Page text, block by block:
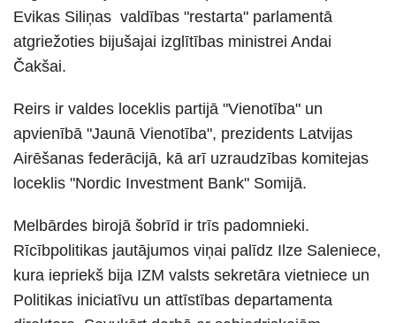
Evikas Siliņas valdības "restarta" parlamentā
atgriežoties bijušajai izglītības ministrei Andai
Čakšai.
Reirs ir valdes loceklis partijā "Vienotība" un
apvienībā "Jaunā Vienotība", prezidents Latvijas
Airēšanas federācijā, kā arī uzraudzības komitejas
loceklis "Nordic Investment Bank" Somijā.
Melbārdes birojā šobrīd ir trīs padomnieki.
Rīcībpolitikas jautājumos viņai palīdz Ilze Saleniece,
kura iepriekš bija IZM valsts sekretāra vietniece un
Politikas iniciatīvu un attīstības departamenta